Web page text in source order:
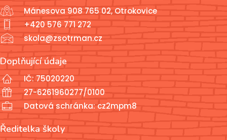
Mánesova 908 765 02, Otrokovice
+420 576 771 272
skola@zsotrman.cz
Doplňující údaje
IČ: 75020220
27-6261960277/0100
Datová schránka: cz2mpm8
Ředitelka školy